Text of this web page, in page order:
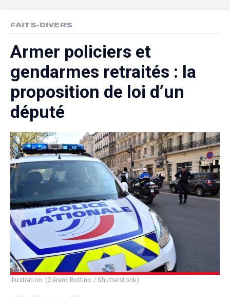
FAITS-DIVERS
Armer policiers et
gendarmes retraités : la
proposition de loi d’un
député
Illustration. (Gérard Bottino / Shutterstock)